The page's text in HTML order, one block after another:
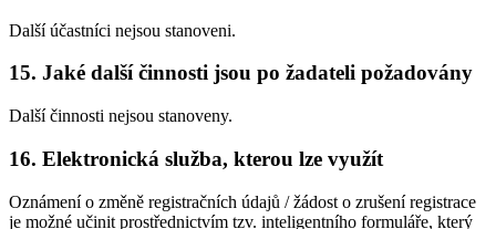
Další účastníci nejsou stanoveni.
15. Jaké další činnosti jsou po žadateli požadovány
Další činnosti nejsou stanoveny.
16. Elektronická služba, kterou lze využít
Oznámení o změně registračních údajů / žádost o zrušení registrace
je možné učinit prostřednictvím tzv. inteligentního formuláře, který